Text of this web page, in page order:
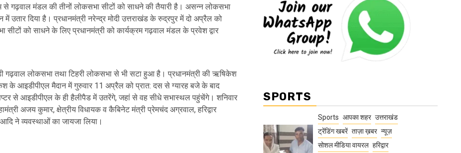
गढ़वाल मंडल की तीनों लोकसभा सीटों को साधने की तैयारी है। असन्न लोकसभा
में उतार दिया है। प्रधानमंत्री नरेन्द्र मोदी उत्तराखंड के रुद्रपुर में दो अप्रैल को
को साधने के लिए प्रधानमंत्री को कार्यक्रम गढ़वाल मंडल के प्रवेश द्वार
गढ़वाल लोकसभा तथा टिहरी लोकसभा से भी सटा हुआ है। प्रधानमंत्री की ऋषिकेश
के आइडीपीएल मैदान में गुरुवार 11 अप्रैल को प्रात: दस से ग्यारह बजे के बाद
से आइडीपीएल के ही हैलीपैड में उतरेंगे, जहां से वह सीधे सभास्थल पहुंचेंगे। शनिवार
अजय कुमार, क्षेत्रीय विधायक व कैबिनेट मंत्री प्रेमचंद अग्रवाल, हरिद्वार
आदि ने व्यवस्थाओं का जायजा लिया।
SPORTS
Sports आपका शहर उत्तराखंड
ट्रेंडिंग खबरें ताज़ा ख़बर न्यूज़
सोशल मीडिया वायरल हरिद्वार